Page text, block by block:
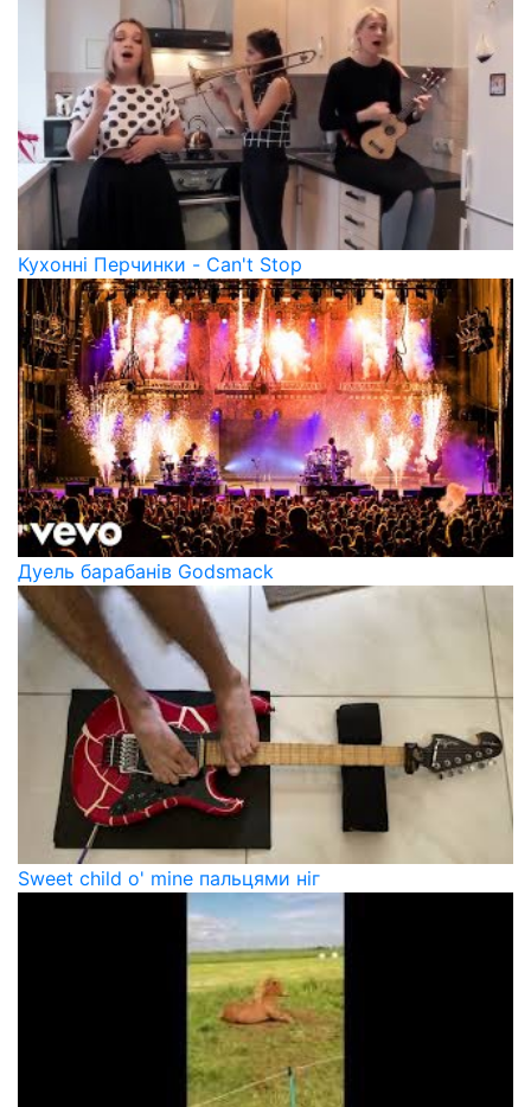
Кухонні Перчинки - Can't Stop
Дуель барабанів Godsmack
Sweet child o' mine пальцями ніг